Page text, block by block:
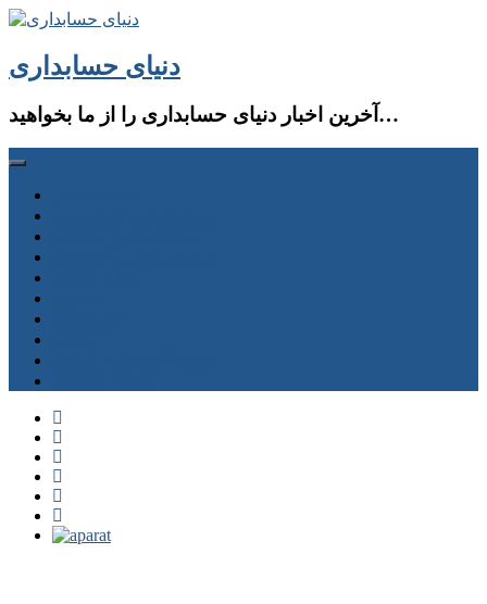
دنیای حسابداری
آخرین اخبار دنیای حسابداری را از ما بخواهید…